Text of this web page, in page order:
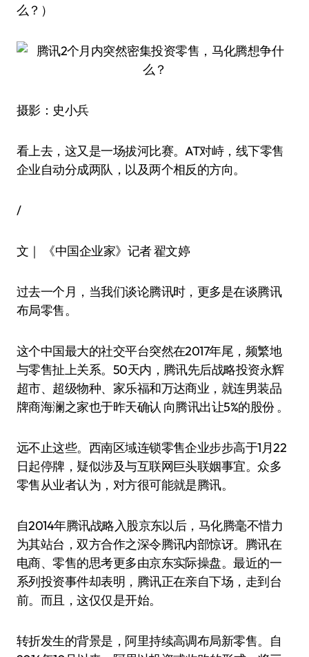
么？）
摄影：史小兵
看上去，这又是一场拔河比赛。AT对峙，线下零售
企业自动分成两队，以及两个相反的方向。
/
文｜ 《中国企业家》记者 翟文婷
过去一个月，当我们谈论腾讯时，更多是在谈腾讯
布局零售。
这个中国最大的社交平台突然在2017年尾，频繁地
与零售扯上关系。50天内，腾讯先后战略投资永辉
超市、超级物种、家乐福和万达商业，就连男装品
牌商海澜之家也于昨天确认 向腾讯出让5%的股份 。
远不止这些。西南区域连锁零售企业步步高于1月22
日起停牌，疑似涉及与互联网巨头联姻事宜。众多
零售从业者认为，对方很可能就是腾讯。
自2014年腾讯战略入股京东以后，马化腾毫不惜力
为其站台，双方合作之深令腾讯内部惊讶。腾讯在
电商、零售的思考更多由京东实际操盘。最近的一
系列投资事件却表明，腾讯正在亲自下场，走到台
前。而且，这仅仅是开始。
转折发生的背景是，阿里持续高调布局新零售。自